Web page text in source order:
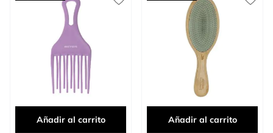
Añadir al carrito Añadir al carrito